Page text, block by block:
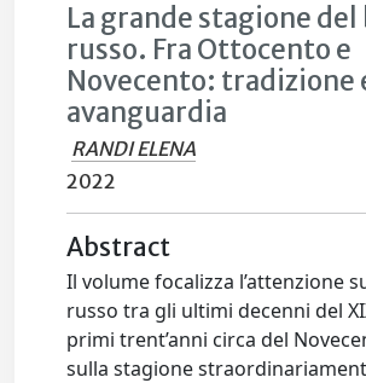
La grande stagione
russo. Fra Ottocento e
Novecento: tradizione
avanguardia
RANDI ELENA
2022
Abstract
Il volume focalizza l’attenzione
russo tra gli ultimi decenni del
primi trent’anni circa del
sulla stagione